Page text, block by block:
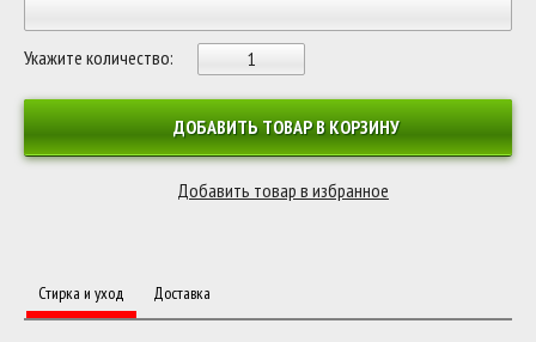
Укажите количество:
ДОБАВИТЬ ТОВАР В КОРЗИНУ
Стирка и уход Доставка